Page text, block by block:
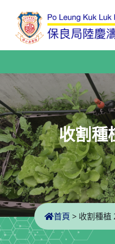
收割種
首頁 > 收割種植